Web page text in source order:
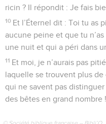
ricin ? Il répondit : Je fais
10 Et l’Éternel dit : Toi tu as
aucune peine et que tu
une nuit et qui a péri dans
11 Et moi, je n’aurais pas
laquelle se trouvent plus
qui ne savent pas
des bêtes en grand nombre !